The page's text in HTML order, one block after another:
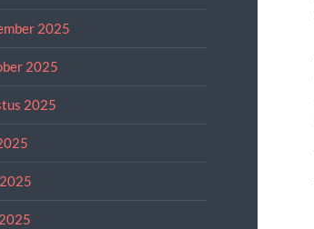
2025
2025
2025